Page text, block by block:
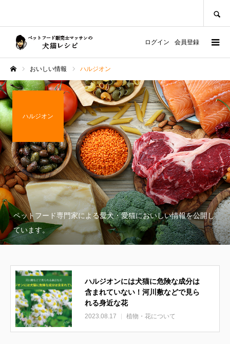
ログイン 会員登録
おいしい情報 ハルジオン
ハルジオン
ペットフード専門家による愛犬・愛猫においしい情報を公開し
ています。
ハルジオンには犬猫に危険な成分は
含まれていない！河川敷などで見ら
れる身近な花
2023.08.17 植物・花について